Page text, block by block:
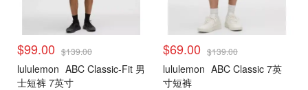
$99.00 $139.00
lululemon ABC Classic-Fit 男
士短裤 7英寸
$69.00 $139.00
lululemon ABC Classic 7英
寸短裤